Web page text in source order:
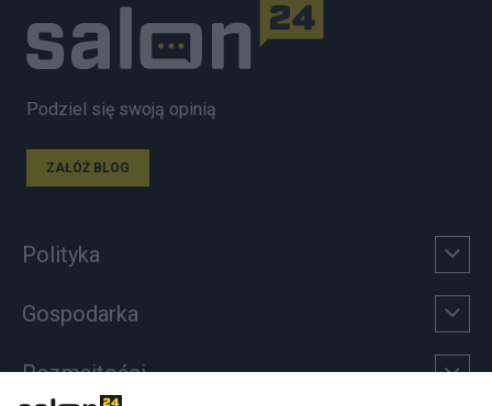
Podziel się swoją opinią
ZAŁÓŻ BLOG
Polityka
Gospodarka
Rozmaitości